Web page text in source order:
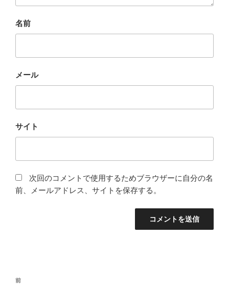
名前
メール
サイト
次回のコメントで使用するためブラウザーに自分の名
前、メールアドレス、サイトを保存する。
投
前
前